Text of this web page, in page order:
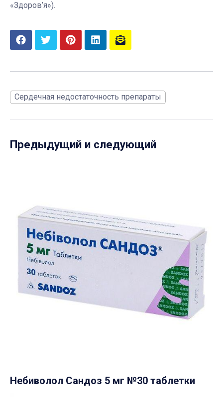
«Здоров’я»).
Сердечная недостаточность препараты
Предыдущий и следующий
Небиволол Сандоз 5 мг №30 таблетки